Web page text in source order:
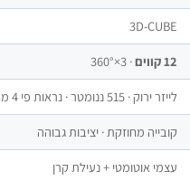
3D-CUBE
12 קווים · 3×360°
לייזר ירוק · 515 ננומטר · נראות פי 4 מאדום
קובייה מחוזקת · יציבות גבוהה
עצמי אוטומטי + נעילת קרן